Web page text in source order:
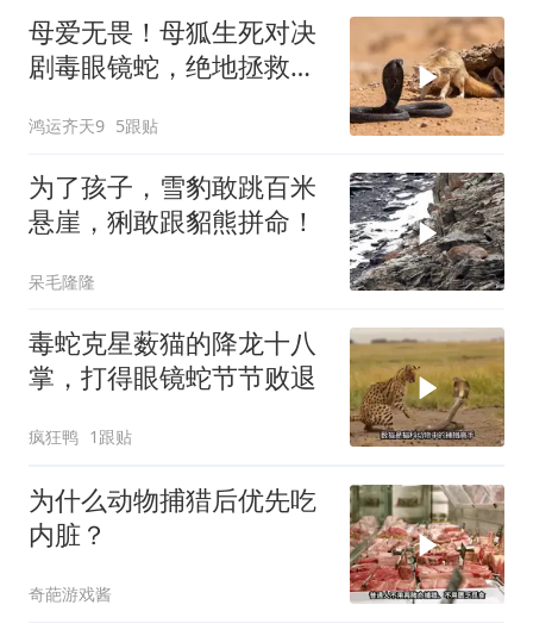
母爱无畏！母狐生死对决
剧毒眼镜蛇，绝地拯救幼
鸿运齐天9 5跟贴
为了孩子，雪豹敢跳百米
悬崖，猁敢跟貂熊拼命！
呆毛隆隆
毒蛇克星薮猫的降龙十八
掌，打得眼镜蛇节节败退
疯狂鸭 1跟贴
为什么动物捕猎后优先吃
内脏？
奇葩游戏酱